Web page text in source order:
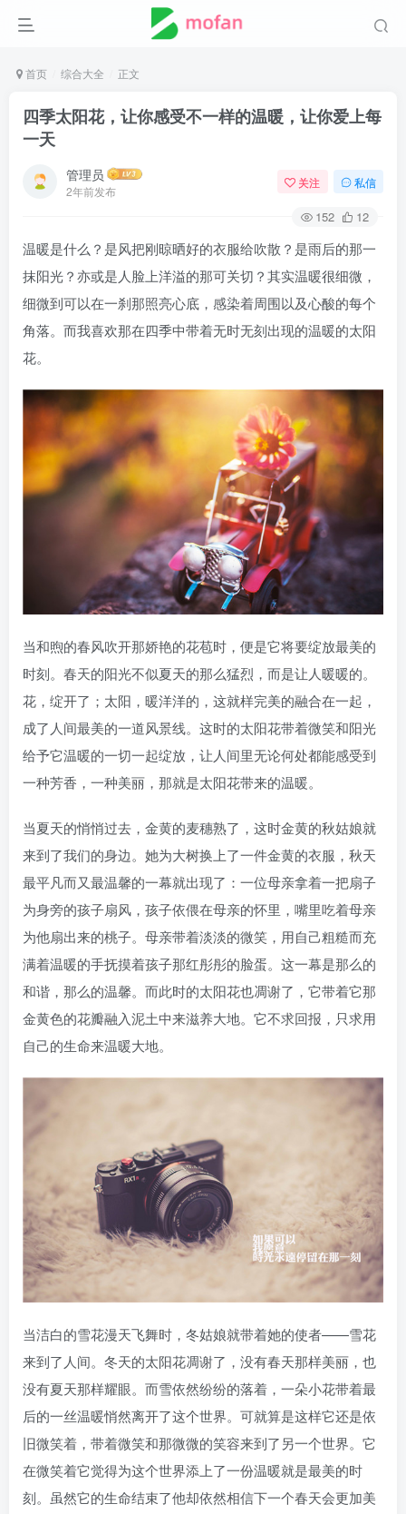
首页 综合大全 正文
四季太阳花，让你感受不一样的温暖，让你爱上每
一天
管理员
2年前发布
关注 私信
152 12
温暖是什么？是风把刚晾晒好的衣服给吹散？是雨后的那一
抹阳光？亦或是人脸上洋溢的那可关切？其实温暖很细微，
细微到可以在一刹那照亮心底，感染着周围以及心酸的每个
角落。而我喜欢那在四季中带着无时无刻出现的温暖的太阳
花。
当和煦的春风吹开那娇艳的花苞时，便是它将要绽放最美的
时刻。春天的阳光不似夏天的那么猛烈，而是让人暖暖的。
花，绽开了；太阳，暖洋洋的，这就样完美的融合在一起，
成了人间最美的一道风景线。这时的太阳花带着微笑和阳光
给予它温暖的一切一起绽放，让人间里无论何处都能感受到
一种芳香，一种美丽，那就是太阳花带来的温暖。
当夏天的悄悄过去，金黄的麦穗熟了，这时金黄的秋姑娘就
来到了我们的身边。她为大树换上了一件金黄的衣服，秋天
最平凡而又最温馨的一幕就出现了：一位母亲拿着一把扇子
为身旁的孩子扇风，孩子依偎在母亲的怀里，嘴里吃着母亲
为他扇出来的桃子。母亲带着淡淡的微笑，用自己粗糙而充
满着温暖的手抚摸着孩子那红彤彤的脸蛋。这一幕是那么的
和谐，那么的温馨。而此时的太阳花也凋谢了，它带着它那
金黄色的花瓣融入泥土中来滋养大地。它不求回报，只求用
自己的生命来温暖大地。
当洁白的雪花漫天飞舞时，冬姑娘就带着她的使者——雪花
来到了人间。冬天的太阳花凋谢了，没有春天那样美丽，也
没有夏天那样耀眼。而雪依然纷纷的落着，一朵小花带着最
后的一丝温暖悄然离开了这个世界。可就算是这样它还是依
旧微笑着，带着微笑和那微微的笑容来到了另一个世界。它
在微笑着它觉得为这个世界添上了一份温暖就是最美的时
刻。虽然它的生命结束了他却依然相信下一个春天会更加美